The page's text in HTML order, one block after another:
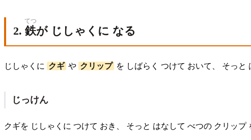
2. 鉄
てつ
が じしゃくに なる
じしゃくに クギ や クリップ を しばらく つけて おいて、 そっ
じっけん
クギを じしゃくに つけて おき、 そっと はなして べつの クリップ